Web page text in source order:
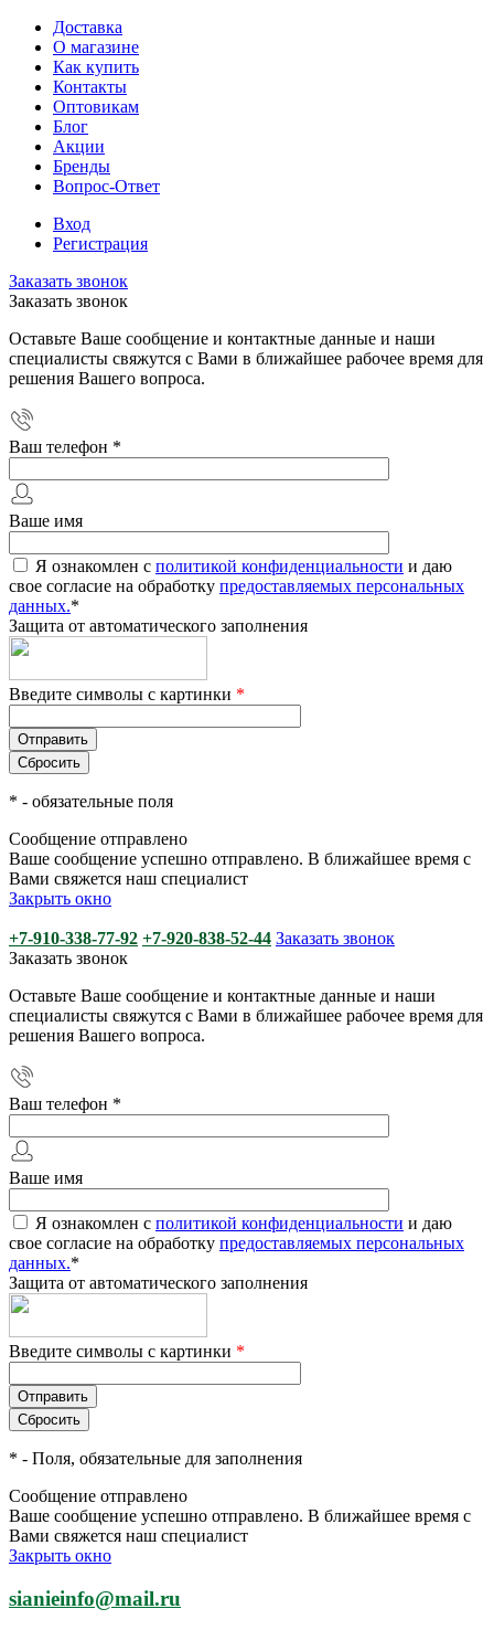
Доставка
О магазине
Как купить
Контакты
Оптовикам
Блог
Акции
Бренды
Вопрос-Ответ
Вход
Регистрация
Заказать звонок
Заказать звонок
Оставьте Ваше сообщение и контактные данные и наши
специалисты свяжутся с Вами в ближайшее рабочее время для
решения Вашего вопроса.
Ваш телефон *
Ваше имя
Я ознакомлен с политикой конфиденциальности и даю
свое согласие на обработку предоставляемых персональных
данных.*
Защита от автоматического заполнения
Введите символы с картинки *
* - обязательные поля
Сообщение отправлено
Ваше сообщение успешно отправлено. В ближайшее время с
Вами свяжется наш специалист
Закрыть окно
+7-910-338-77-92 +7-920-838-52-44 Заказать звонок
Заказать звонок
Оставьте Ваше сообщение и контактные данные и наши
специалисты свяжутся с Вами в ближайшее рабочее время для
решения Вашего вопроса.
Ваш телефон *
Ваше имя
Я ознакомлен с политикой конфиденциальности и даю
свое согласие на обработку предоставляемых персональных
данных.*
Защита от автоматического заполнения
Введите символы с картинки *
* - Поля, обязательные для заполнения
Сообщение отправлено
Ваше сообщение успешно отправлено. В ближайшее время с
Вами свяжется наш специалист
Закрыть окно
sianieinfo@mail.ru